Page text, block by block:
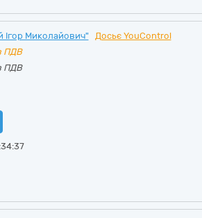
Ігор Миколайович"
Досьє YouControl
ПДВ
ПДВ